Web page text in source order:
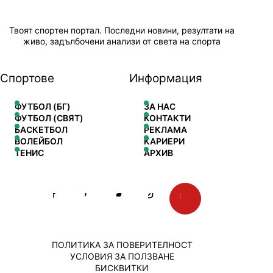
Твоят спортен портал. Последни новини, резултати на
живо, задълбочени анализи от света на спорта
Спортове
ФУТБОЛ (БГ)
ФУТБОЛ (СВЯТ)
БАСКЕТБОЛ
ВОЛЕЙБОЛ
ТЕНИС
Информация
ЗА НАС
КОНТАКТИ
РЕКЛАМА
КАРИЕРИ
АРХИВ
ПОЛИТИКА ЗА ПОВЕРИТЕЛНОСТ
УСЛОВИЯ ЗА ПОЛЗВАНЕ
БИСКВИТКИ